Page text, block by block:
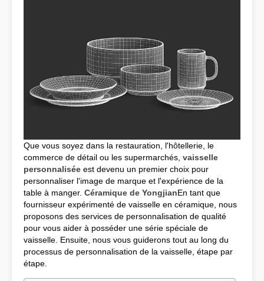
Que vous soyez dans la restauration, l'hôtellerie, le
commerce de détail ou les supermarchés, vaisselle
personnalisée est devenu un premier choix pour
personnaliser l'image de marque et l'expérience de la
table à manger. Céramique de YongjianEn tant que
fournisseur expérimenté de vaisselle en céramique, nous
proposons des services de personnalisation de qualité
pour vous aider à posséder une série spéciale de
vaisselle. Ensuite, nous vous guiderons tout au long du
processus de personnalisation de la vaisselle, étape par
étape.